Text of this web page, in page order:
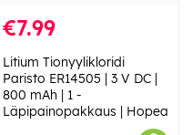
€7.99
Litium Tionyylikloridi
Paristo ER14505 | 3 V DC |
800 mAh | 1 -
Läpipainopakkaus | Hopea